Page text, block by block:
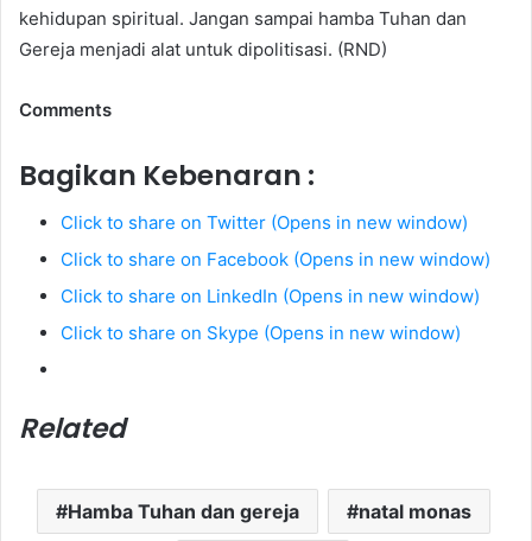
kehidupan spiritual. Jangan sampai hamba Tuhan dan
Gereja menjadi alat untuk dipolitisasi. (RND)
Comments
Bagikan Kebenaran :
Click to share on Twitter (Opens in new window)
Click to share on Facebook (Opens in new window)
Click to share on LinkedIn (Opens in new window)
Click to share on Skype (Opens in new window)
Related
Hamba Tuhan dan gereja natal monas